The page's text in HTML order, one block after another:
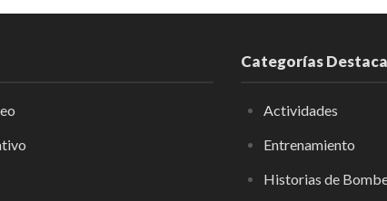
Categorías
Actividades
Entrenamiento
Historias de